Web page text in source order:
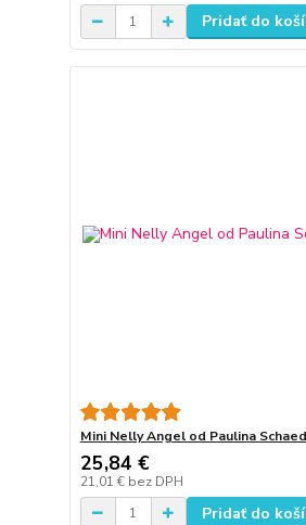
Pridať do
Mini Nelly Angel od Paulina
25,84 €
21,01 € bez DPH
Pridať do